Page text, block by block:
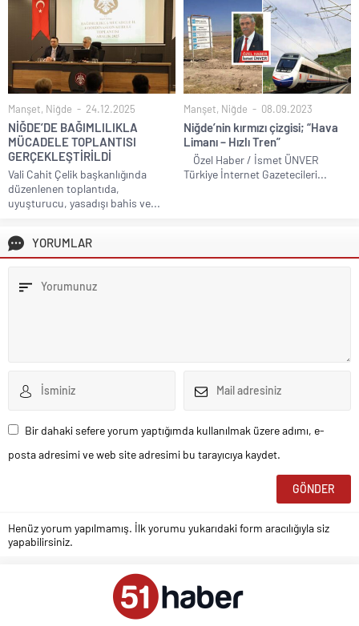
Manşet, Niğde 24.12.2025
NİĞDE’DE BAĞIMLILIKLA
MÜCADELE TOPLANTISI
GERÇEKLEŞTİRİLDİ
Vali Cahit Çelik başkanlığında
düzenlenen toplantıda,
uyuşturucu, yasadışı bahis ve...
Manşet, Niğde 08.09.2023
Niğde’nin kırmızı çizgisi; “Hava
Limanı – Hızlı Tren”
Özel Haber / İsmet ÜNVER
Türkiye İnternet Gazetecileri...
YORUMLAR
Bir dahaki sefere yorum yaptığımda kullanılmak üzere adımı, e-
posta adresimi ve web site adresimi bu tarayıcıya kaydet.
Henüz yorum yapılmamış. İlk yorumu yukarıdaki form aracılığıyla siz
yapabilirsiniz.